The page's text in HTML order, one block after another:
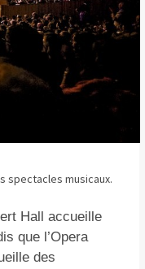
spectacles musicaux.
Hall accueille
que l’Opera
des